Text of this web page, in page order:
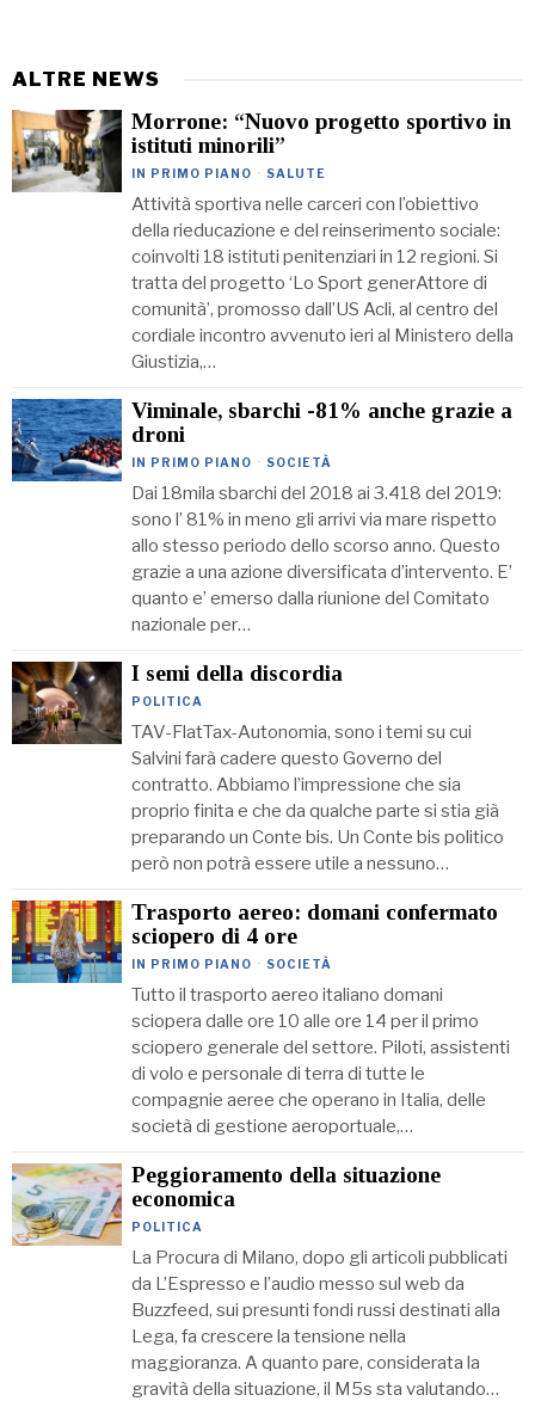
ALTRE NEWS
Morrone: “Nuovo progetto sportivo in
istituti minorili”
IN PRIMO PIANO · SALUTE
Attività sportiva nelle carceri con l’obiettivo
della rieducazione e del reinserimento sociale:
coinvolti 18 istituti penitenziari in 12 regioni. Si
tratta del progetto ‘Lo Sport generAttore di
comunità’, promosso dall’US Acli, al centro del
cordiale incontro avvenuto ieri al Ministero della
Giustizia,…
Viminale, sbarchi -81% anche grazie a
droni
IN PRIMO PIANO · SOCIETÀ
Dai 18mila sbarchi del 2018 ai 3.418 del 2019:
sono l’ 81% in meno gli arrivi via mare rispetto
allo stesso periodo dello scorso anno. Questo
grazie a una azione diversificata d’intervento. E’
quanto e’ emerso dalla riunione del Comitato
nazionale per…
I semi della discordia
POLITICA
TAV-FlatTax-Autonomia, sono i temi su cui
Salvini farà cadere questo Governo del
contratto. Abbiamo l’impressione che sia
proprio finita e che da qualche parte si stia già
preparando un Conte bis. Un Conte bis politico
però non potrà essere utile a nessuno…
Trasporto aereo: domani confermato
sciopero di 4 ore
IN PRIMO PIANO · SOCIETÀ
Tutto il trasporto aereo italiano domani
sciopera dalle ore 10 alle ore 14 per il primo
sciopero generale del settore. Piloti, assistenti
di volo e personale di terra di tutte le
compagnie aeree che operano in Italia, delle
società di gestione aeroportuale,…
Peggioramento della situazione
economica
POLITICA
La Procura di Milano, dopo gli articoli pubblicati
da L’Espresso e l’audio messo sul web da
Buzzfeed, sui presunti fondi russi destinati alla
Lega, fa crescere la tensione nella
maggioranza. A quanto pare, considerata la
gravità della situazione, il M5s sta valutando…